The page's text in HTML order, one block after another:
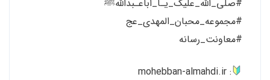
#صلی_الله_عليك_يـا_اباعـبداللهﷺ
#مجموعه_محبان_المهدی_عج
#معاونت_رسانه
: mohebban-almahdi.ir